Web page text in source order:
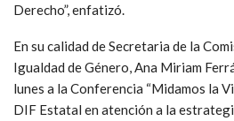
Derecho”, enfatizó.
En su calidad de Secretaria de la
Igualdad de Género, Ana Miriam
lunes a la Conferencia “Midamos la
DIF Estatal en atención a la